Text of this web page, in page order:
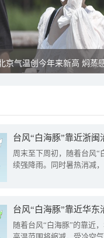
京气温创今年来新高 焖蒸
台风“白海豚”靠近浙
周末至下周初，随着台风“
续强降雨。同时暑热消减
台风“白海豚”靠近华
随着台风“白海豚”的靠近